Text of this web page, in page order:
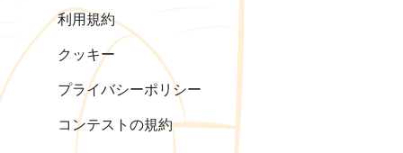
利用規約
クッキー
プライバシーポリシー
コンテストの規約